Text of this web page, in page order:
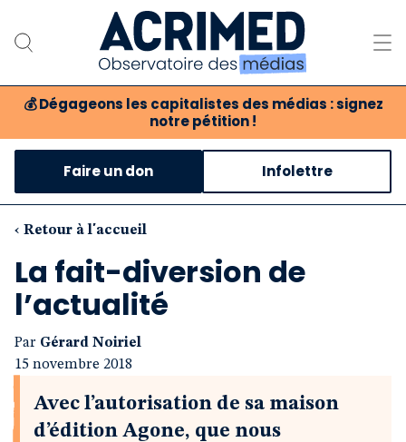
💰 Dégageons les capitalistes des médias : signez
notre pétition !
Notre association
Notre critique des médias
Nos propositions
Notre revue
Faire un don Infolettre
‹ Retour à l'accueil
La fait-diversion de
l’actualité
Par Gérard Noiriel
15 novembre 2018
Avec l’autorisation de sa maison
d’édition Agone, que nous